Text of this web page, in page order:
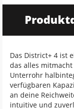
Das District+ 4 ist
das alles
Unterrohr
verfügbaren
an deine
intuitive und